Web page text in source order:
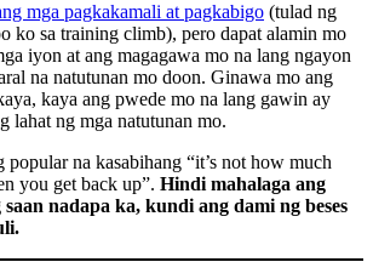
mga pagkakamali at pagkabigo (tulad ng
ko sa training climb), pero dapat alamin mo
iyon at ang magagawa mo na lang ngayon
na natutunan mo doon. Ginawa mo ang
kaya ang pwede mo na lang gawin ay
lahat ng mga natutunan mo.
na kasabihang “it’s not how much
you get back up”. Hindi mahalaga ang
saan nadapa ka, kundi ang dami ng beses